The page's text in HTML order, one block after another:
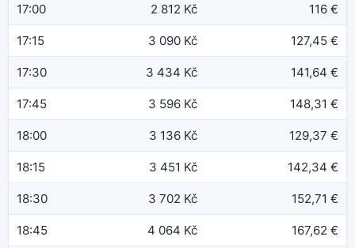
17:00 2 812 Kč 116 €
17:15 3 090 Kč 127,45 €
17:30 3 434 Kč 141,64 €
17:45 3 596 Kč 148,31 €
18:00 3 136 Kč 129,37 €
18:15 3 451 Kč 142,34 €
18:30 3 702 Kč 152,71 €
18:45 4 064 Kč 167,62 €